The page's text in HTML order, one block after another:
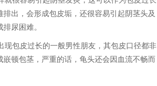
出，会形成包皮垢，还很容易引起阴茎头及
尿困难。
包皮过长的一般男性朋友，其包皮口径都非
顿包茎，严重的话，龟头还会因血流不畅而